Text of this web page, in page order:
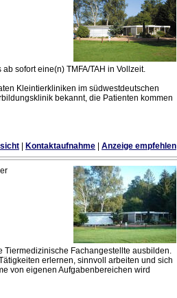
sofort eine(n) TMFA/TAH in Vollzeit.
Kleintierkliniken im südwestdeutschen
bekannt, die Patienten kommen
Kontaktaufnahme Anzeige empfehlen
Tiermedizinische Fachangestellte ausbilden.
erlernen, sinnvoll arbeiten und sich
von eigenen Aufgabenbereichen wird